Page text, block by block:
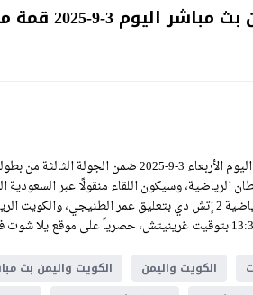
مدينة الأمير سلطان الرياضية
الكويت واليمن الكويت واليمن بث